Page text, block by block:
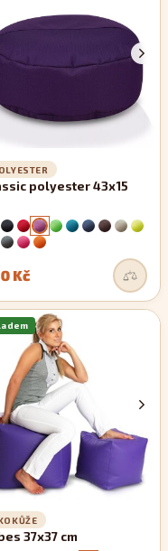
polyester 43x15
Kč
37x37 cm